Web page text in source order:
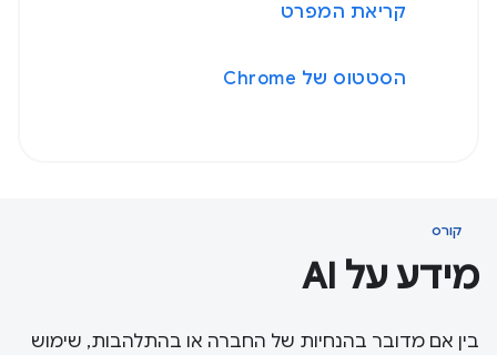
קריאת המפרט
הסטטוס של Chrome
קורס
מידע על AI
בין אם מדובר בהנחיות של החברה או בהתלהבות, שימוש